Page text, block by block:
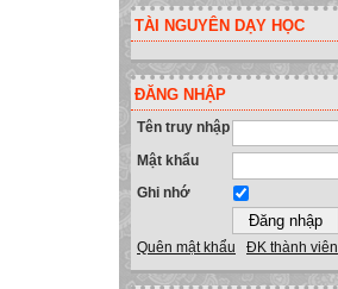
TÀI NGUYÊN DẠY HỌC
ĐĂNG NHẬP
Tên truy nhập
Mật khẩu
Ghi nhớ
Quên mật khẩu ĐK thành viên